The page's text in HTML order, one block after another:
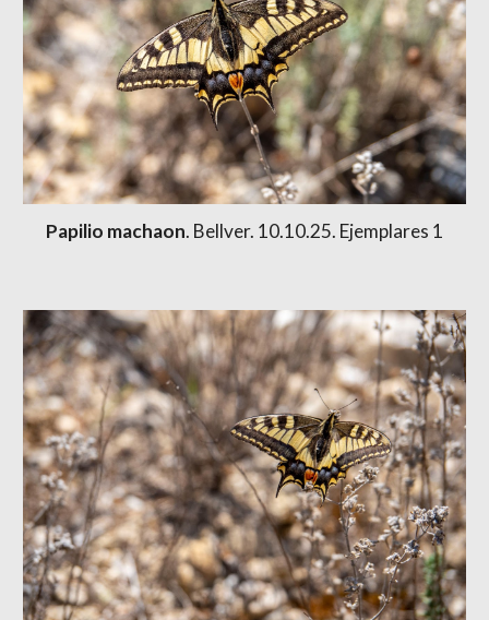
Papilio machaon. Bellver. 10.10.25. Ejemplares 1